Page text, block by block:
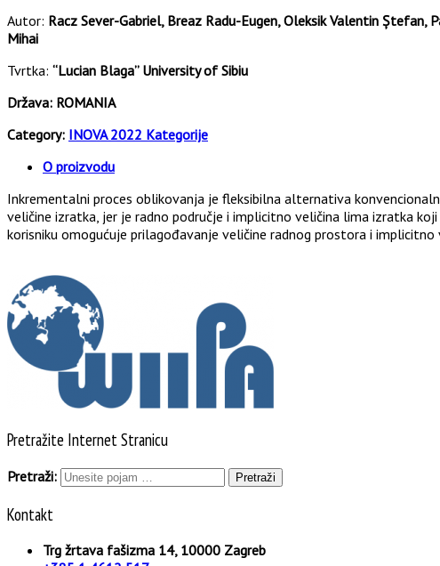
Autor: Racz Sever-Gabriel, Breaz Radu-Eugen, Oleksik Valentin Ștefan,
Mihai
Tvrtka: “Lucian Blaga” University of Sibiu
Država: ROMANIA
Category: INOVA 2022 Kategorije
O proizvodu
Inkrementalni proces oblikovanja je fleksibilna alternativa
veličine izratka, jer je radno područje i implicitno veličina lima izratka
korisniku omogućuje prilagođavanje veličine radnog prostora i implicitno
Pretražite Internet Stranicu
Pretraži:
Kontakt
Trg žrtava fašizma 14, 10000 Zagreb